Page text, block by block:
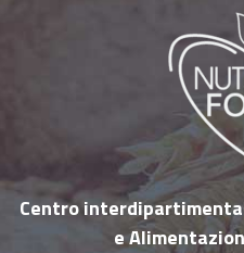
precauzioni da
sicurezza (aspetti
alimenti. Il “Terre di
nasce con lo scopo
prodotti e ricette
enogastronomica
un’attenzione alla
Centro
e